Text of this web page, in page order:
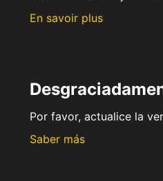
En savoir plus
Por favor, actualice la
Saber más